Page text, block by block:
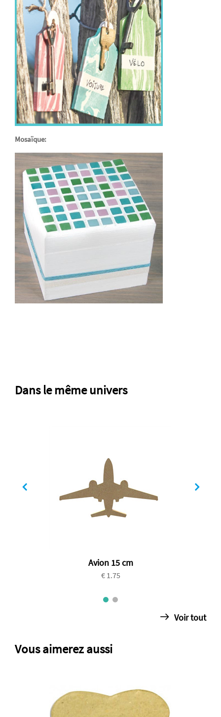
Mosaïque:
Dans le même univers
Avion 15 cm
€ 1.75
Voir tout
Vous aimerez aussi